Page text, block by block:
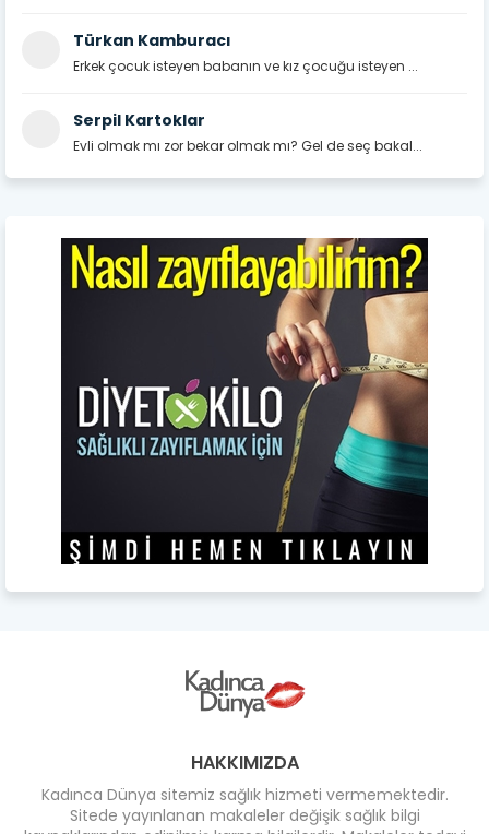
Türkan Kamburacı
Erkek çocuk isteyen babanın ve kız çocuğu isteyen ...
Serpil Kartoklar
Evli olmak mı zor bekar olmak mı? Gel de seç bakal...
HAKKIMIZDA
Kadınca Dünya sitemiz sağlık hizmeti vermemektedir.
Sitede yayınlanan makaleler değişik sağlık bilgi